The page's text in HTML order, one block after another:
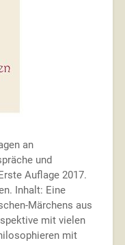
an
und
Auflage 2017.
Inhalt: Eine
Märchens aus
mit vielen
mit